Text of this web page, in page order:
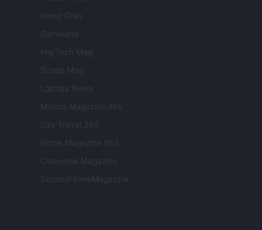
Newz Ohio
Gameland
Hig Tech Mag
Scoop Mag
Lgbtqia News
Motors Magazine 365
Day Travel 365
Home Magazine 365
Cineverse Magazine
SecondHomeMagazine